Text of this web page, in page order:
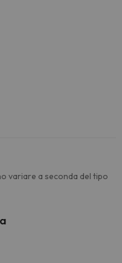
variare a seconda del tipo